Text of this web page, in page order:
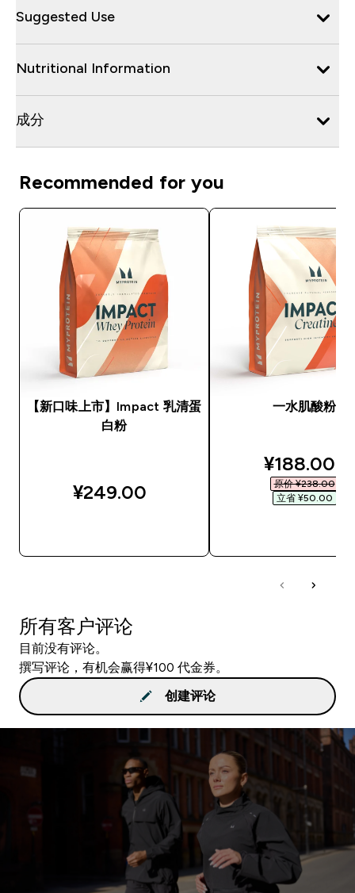
Suggested Use
Nutritional Information
成分
Recommended for you
【新口味上市】Impact 乳清蛋
白粉
¥249.00‎
一水肌酸粉
¥188.00‎
原价 ¥238.00‎
立省 ¥50.00‎
所有客户评论
目前没有评论。
撰写评论，有机会赢得¥100 代金券。
创建评论